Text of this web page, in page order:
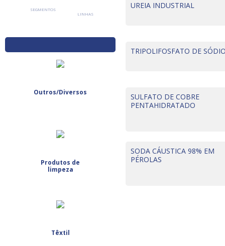
SEGMENTOS
LINHAS
Outros/Diversos
Produtos de
limpeza
Têxtil
UREIA INDUSTRIAL
TRIPOLIFOSFATO DE
SULFATO DE COBRE
PENTAHIDRATADO
SODA CÁUSTICA 98% EM
PÉROLAS